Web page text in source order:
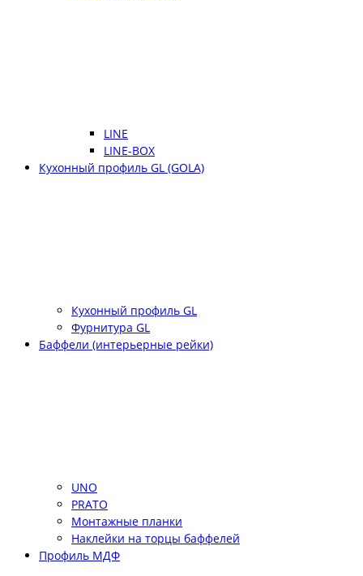
LINE
LINE-BOX
Кухонный профиль GL (GOLA)
Кухонный профиль GL
Фурнитура GL
Баффели (интерьерные рейки)
UNO
PRATO
Монтажные планки
Наклейки на торцы баффелей
Профиль МДФ